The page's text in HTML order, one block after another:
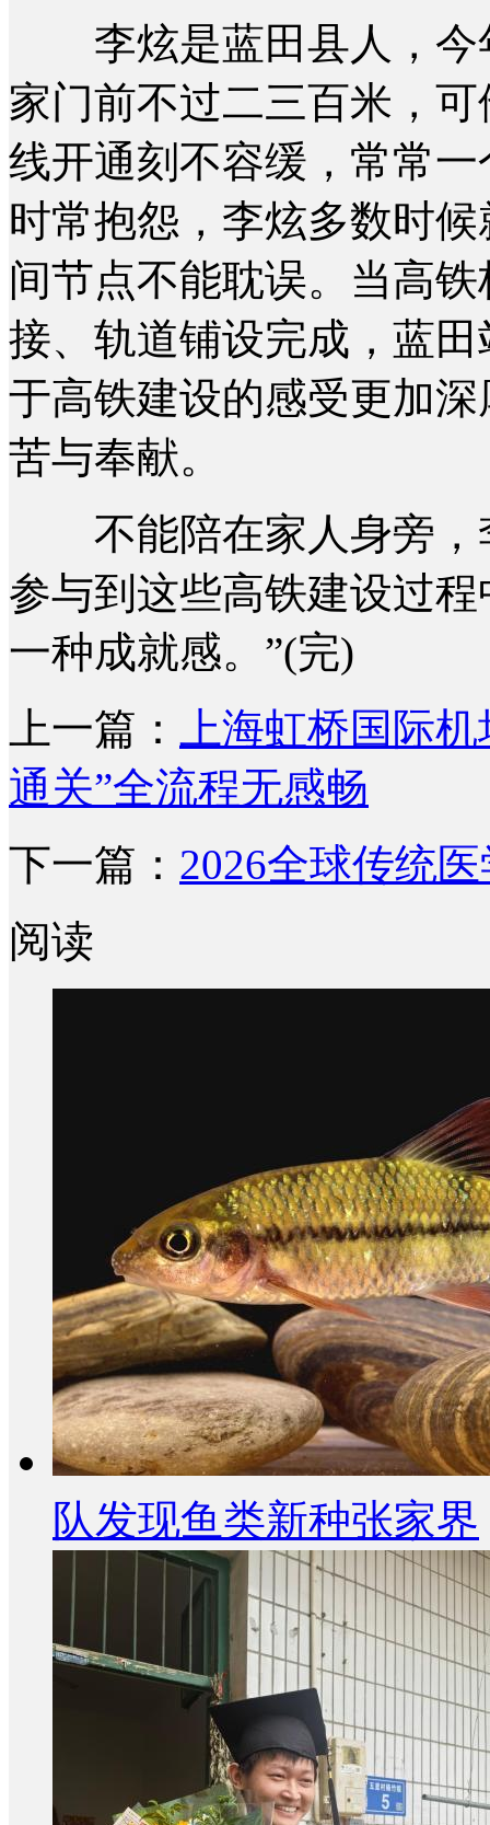
李炫是蓝田县人，今
家门前不过二三百米，
线开通刻不容缓，常常
时常抱怨，李炫多数时
间节点不能耽误。当高
接、轨道铺设完成，蓝
于高铁建设的感受更加
苦与奉献。
不能陪在家人身旁，
参与到这些高铁建设过
一种成就感。”(完)
上一篇：
上海虹桥国际
通关”全流程无感畅
下一篇： 2026全球传统
阅读
队发现鱼类新种张家界